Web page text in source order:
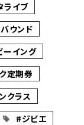
ライブ
ウンド
ーイング
定期券
クラス
#ジビエ